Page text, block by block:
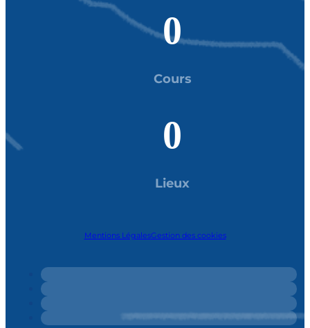
0
Cours
0
Lieux
Mentions LégalesGestion des cookies